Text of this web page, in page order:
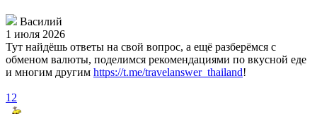
Василий
1 июля 2026
Тут найдёшь ответы на свой вопрос, а ещё разберёмся с
обменом валюты, поделимся рекомендациями по вкусной еде
и многим другим https://t.me/travelanswer_thailand!
12